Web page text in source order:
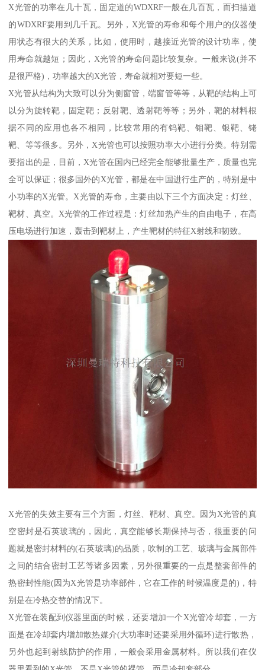
X光管的功率在几十瓦，固定道的WDXRF一般在几百瓦，而扫描道
的WDXRF要用到几千瓦。另外，X光管的寿命和每个用户的仪器使
用状态有很大的关系，比如，使用时，越接近光管的设计功率，使
用寿命就越短；因此，X光管的寿命问题比较复杂。一般来说(并不
是很严格)，功率越大的X光管，寿命就相对要短一些。
X光管从结构为大致可以分为侧窗管，端窗管等等，从靶的结构上可
以分为旋转靶，固定靶；反射靶、透射靶等等；另外，靶的材料根
据不同的应用也各不相同，比较常用的有钨靶、钼靶、银靶、铑
靶、等等很多。另外，X光管也可以按照功率大小进行分类。特别需
要指出的是，目前，X光管在国内已经完全能够批量生产，质量也完
全可以保证；很多国外的X光管，都是在中国进行生产的，特别是中
小功率的X光管。X光管的寿命，主要由以下三个方面决定：灯丝、
靶材、真空。X光管的工作过程是：灯丝加热产生的自由电子，在高
压电场进行加速，轰击到靶材上，产生靶材的特征X射线和韧致。
X光管的失效主要有三个方面，灯丝、靶材、真空。因为X光管的真
空密封是石英玻璃的，因此，真空能够长期保持与否，很重要的问
题就是密封材料的(石英玻璃)的品质，吹制的工艺、玻璃与金属部件
之间的结合密封工艺等诸多因素，另外很重要的一点是整套部件的
热密封性能(因为X光管是功率部件，它在工作的时候温度是的)，特
别是在冷热交替的情况下。
X光管在装配到仪器里面的时候，还要增加一个X光管冷却套，一方
面是在冷却套内增加散热媒介(大功率时还要采用外循环)进行散热，
另外也起到射线防护的作用，一般会采用金属材料。所以我们在仪